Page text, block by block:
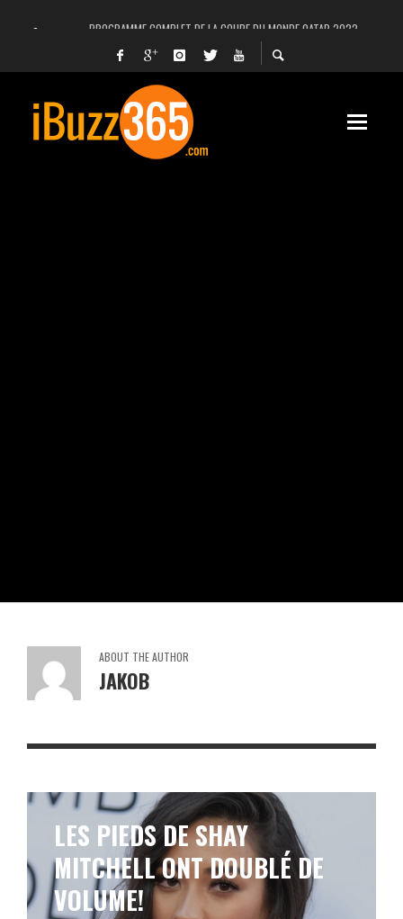
PROGRAMME COMPLET DE LA COUPE DU MONDE QATAR 2022
FACEBOOK, INSTAGRAM ET WHATSAPP HORS SERVICE! EST-CE UNE CYBER-
UNE VIDÉO 4K MONTRE LA PLANÈTE MARS EN ULTRA-HAUTE DÉFINITION
LANCEMENT DU PREMIER VOL HABITÉ DE SPACEX
DÉCÈS DE L’EX-PRÉSIDENT ZINE EL ABIDINE BEN ALI, SERA-T-IL ENTERRÉ EN
ABOUT THE AUTHOR
JAKOB
SCOTT DISICK DÉTESTE QUE
KHLOÉ KARDASHIAN AIT ÉTÉ
BRÛLÉE PAR DES HOMMES